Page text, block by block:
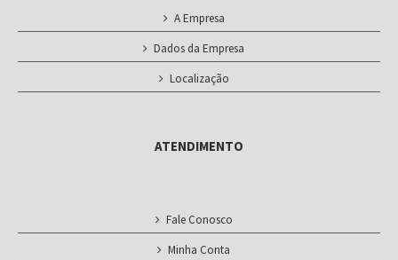
A Empresa
Dados da Empresa
Localização
ATENDIMENTO
Fale Conosco
Minha Conta